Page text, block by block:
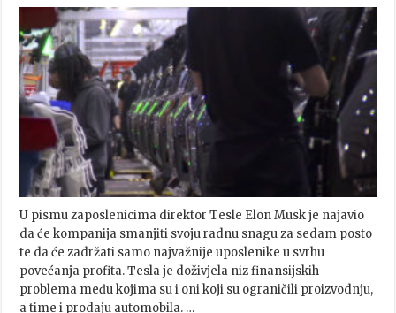
U pismu zaposlenicima direktor Tesle Elon Musk je najavio
da će kompanija smanjiti svoju radnu snagu za sedam posto
te da će zadržati samo najvažnije uposlenike u svrhu
povećanja profita. Tesla je doživjela niz finansijskih
problema među kojima su i oni koji su ograničili proizvodnju,
a time i prodaju automobila. …